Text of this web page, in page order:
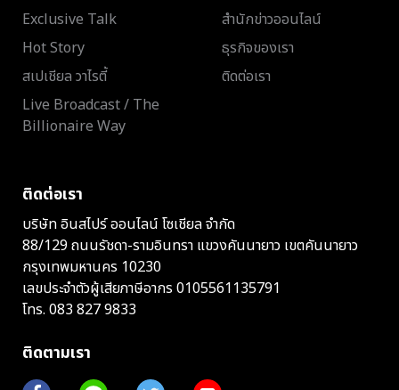
Exclusive Talk
Hot Story
สเปเชียล วาไรตี้
Live Broadcast / The
Billionaire Way
สำนักข่าวออนไลน์
ธุรกิจของเรา
ติดต่อเรา
ติดต่อเรา
บริษัท อินสไปร์ ออนไลน์ โซเชียล จำกัด
88/129 ถนนรัชดา-รามอินทรา แขวงคันนายาว เขตคันนายาว
กรุงเทพมหานคร 10230
เลขประจำตัวผู้เสียภาษีอากร 0105561135791
โทร. 083 827 9833
ติดตามเรา